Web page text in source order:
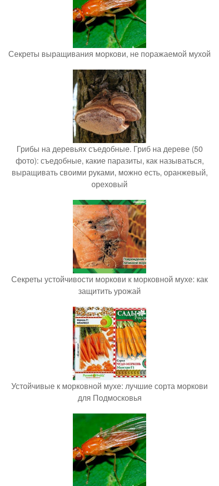
Секреты выращивания моркови, не поражаемой мухой
Грибы на деревьях съедобные. Гриб на дереве (50
фото): съедобные, какие паразиты, как называться,
выращивать своими руками, можно есть, оранжевый,
ореховый
Секреты устойчивости моркови к морковной мухе: как
защитить урожай
Устойчивые к морковной мухе: лучшие сорта моркови
для Подмосковья